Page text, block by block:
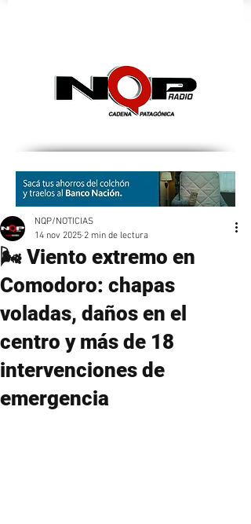
🌬️ Viento extremo en
Comodoro: chapas
voladas, daños en el
centro y más de 18
intervenciones de
emergencia
NQP/NOTICIAS
14 nov 2025 2 min de lectura